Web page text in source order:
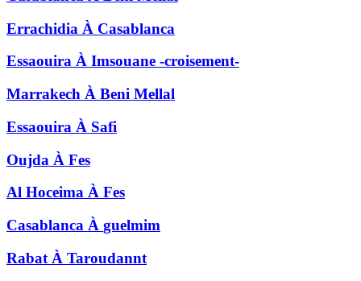
Errachidia À Casablanca
Essaouira À Imsouane -croisement-
Marrakech À Beni Mellal
Essaouira À Safi
Oujda À Fes
Al Hoceima À Fes
Casablanca À guelmim
Rabat À Taroudannt